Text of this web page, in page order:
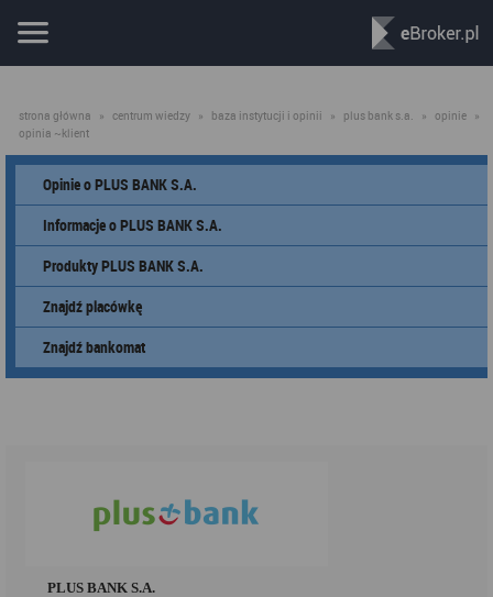
strona główna » centrum wiedzy » baza instytucji i opinii » plus bank s.a. » opinie »
opinia ~klient
Opinie o PLUS BANK S.A.
Informacje o PLUS BANK S.A.
Produkty PLUS BANK S.A.
Znajdź placówkę
Znajdź bankomat
PLUS BANK S.A.